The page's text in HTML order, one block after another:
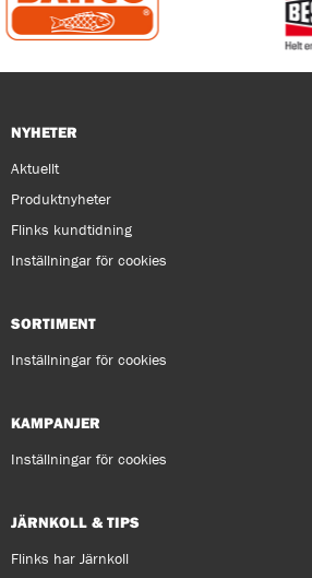
NYHETER
Aktuellt
Produktnyheter
Flinks kundtidning
Inställningar för cookies
SORTIMENT
Inställningar för cookies
KAMPANJER
Inställningar för cookies
JÄRNKOLL & TIPS
Flinks har Järnkoll